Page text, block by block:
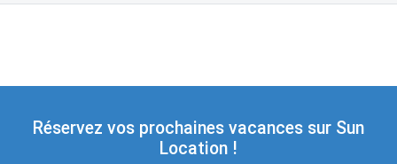
Réservez vos prochaines vacances sur Sun
Location !